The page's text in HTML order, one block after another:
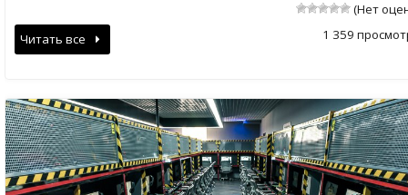
(Нет
1 359
Читать все